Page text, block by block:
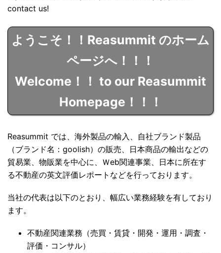
contact us!
ようこそ！！Reasummit のホーム
ページへ！！！
Welcome！！ to our Reasummit
Homepage！！！
Reasummit では、海外製品の輸入、自社ブランド製品
（ブランド名：goolish）の販売、日本商品の輸出などの
貿易業、物販業を中心に、Ｗeb関連事業、日本に所在す
る不動産の英文評価レポートなどを行っております。
当社の代表は以下のとおり、幅広い業務経験を有しており
ます。
不動産関連業務（売買・賃貸・開発・運用・調査・
評価・コンサル）